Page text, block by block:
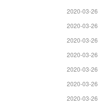
2020-03-26
2020-03-26
2020-03-26
2020-03-26
2020-03-26
2020-03-26
2020-03-26